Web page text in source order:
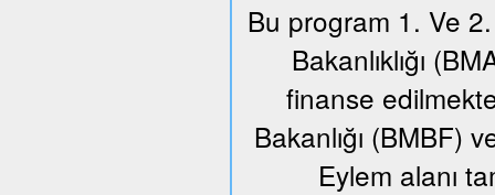
Bu program 1. Ve
Bakanlıklığı
finanse
Bakanlığı (BMBF)
Eylem alanı